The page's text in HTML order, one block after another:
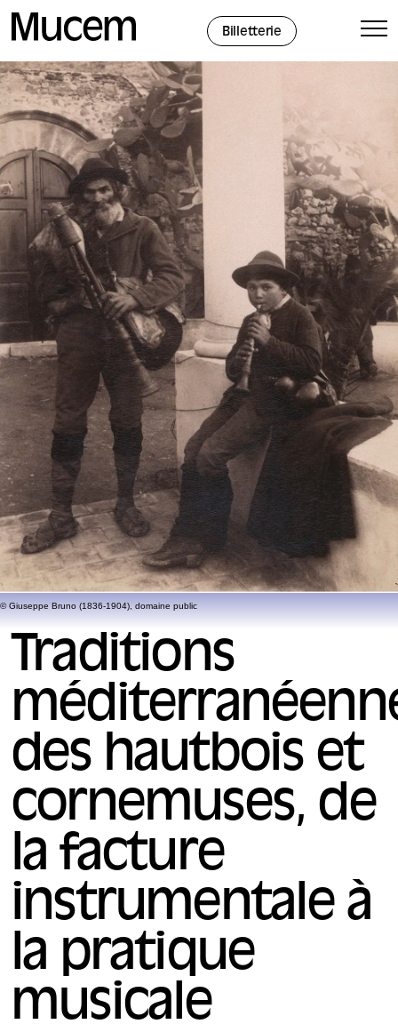
Billetterie
© Giuseppe Bruno (1836-1904), domaine public
Traditions
des hautbois et
cornemuses, de
la facture
instrumentale à
la pratique
musicale